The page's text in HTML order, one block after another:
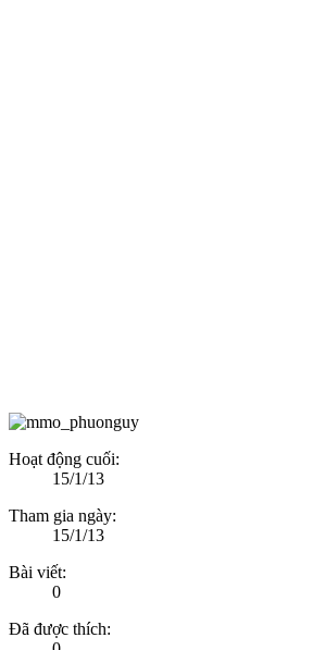
Hoạt động cuối:
15/1/13
Tham gia ngày:
15/1/13
Bài viết:
0
Đã được thích: